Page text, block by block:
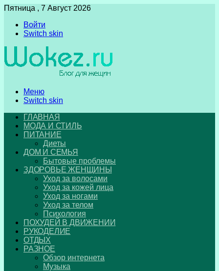
Пятница , 7 Август 2026
Войти
Switch skin
Меню
Switch skin
ГЛАВНАЯ
МОДА И СТИЛЬ
ПИТАНИЕ
Диеты
ДОМ И СЕМЬЯ
Бытовые проблемы
ЗДОРОВЬЕ ЖЕНЩИНЫ
Уход за волосами
Уход за кожей лица
Уход за ногами
Уход за телом
Психология
ПОХУДЕЙ В ДВИЖЕНИИ
РУКОДЕЛИЕ
ОТДЫХ
РАЗНОЕ
Обзор интернета
Музыка